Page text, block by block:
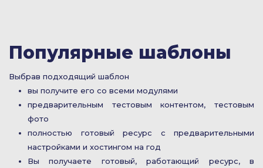
Популярные шаблоны
Выбрав подходящий шаблон
вы получите его со всеми модулями
предварительным тестовым контентом, тестовым
фото
полностью готовый ресурс с предварительными
настройками и хостингом на год
Вы получаете готовый, работающий ресурс, в